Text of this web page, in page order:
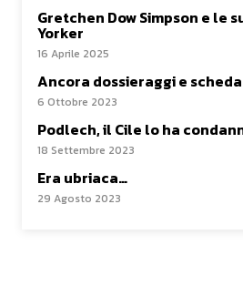
Gretchen Dow Simpson e le
Yorker
16 Aprile 2025
Ancora dossieraggi e
6 Ottobre 2023
Podlech, il Cile lo ha
18 Settembre 2023
Era ubriaca…
29 Agosto 2023